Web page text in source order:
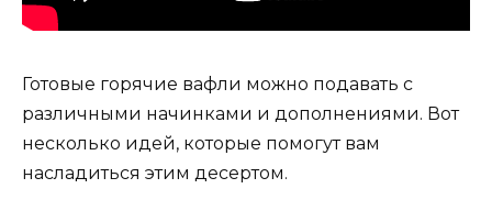
Готовые горячие вафли можно подавать с
различными начинками и дополнениями. Вот
несколько идей, которые помогут вам
насладиться этим десертом.